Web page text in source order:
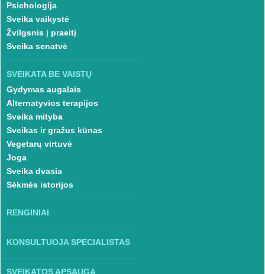
Psichologija
Sveika vaikystė
Žvilgsnis į praeitį
Sveika senatvė
SVEIKATA BE VAISTŲ
Gydymas augalais
Alternatyvios terapijos
Sveika mityba
Sveikas ir gražus kūnas
Vegetarų virtuvė
Joga
Sveika dvasia
Sėkmės istorijos
RENGINIAI
KONSULTUOJA SPECIALISTAS
SVEIKATOS APSAUGA